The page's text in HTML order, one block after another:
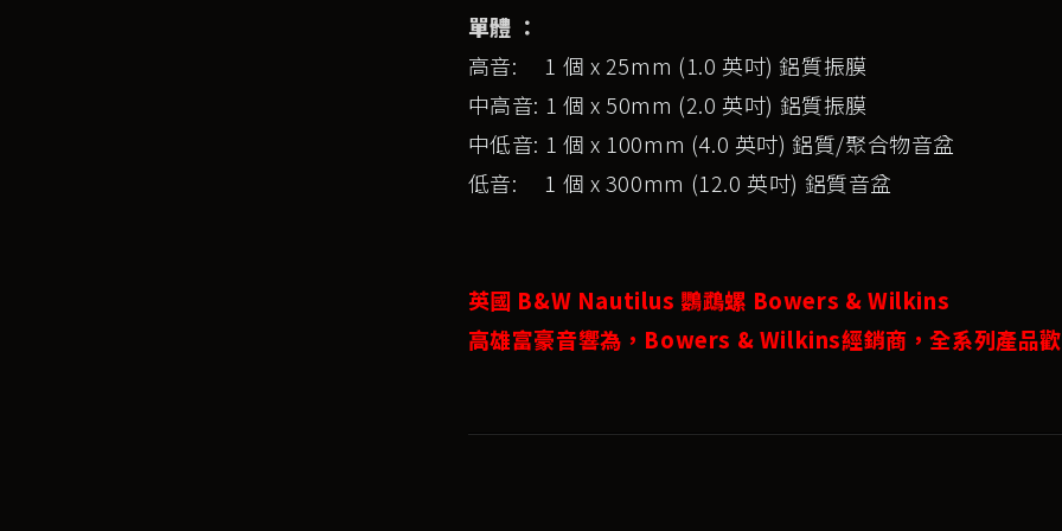
單體 ：
高音: 1 個 x 25mm (1.0 英吋) 鋁質振膜
中高音: 1 個 x 50mm (2.0 英吋) 鋁質振膜
中低音: 1 個 x 100mm (4.0 英吋) 鋁質/聚合物音盆
低音: 1 個 x 300mm (12.0 英吋) 鋁質音盆
英國 B&W Nautilus 鸚鵡螺 Bowers & Wilkins
高雄富豪音響為，Bowers & Wilkins經銷商，全系列產品